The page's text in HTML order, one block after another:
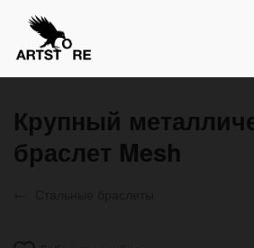
Крупный
браслет Mesh